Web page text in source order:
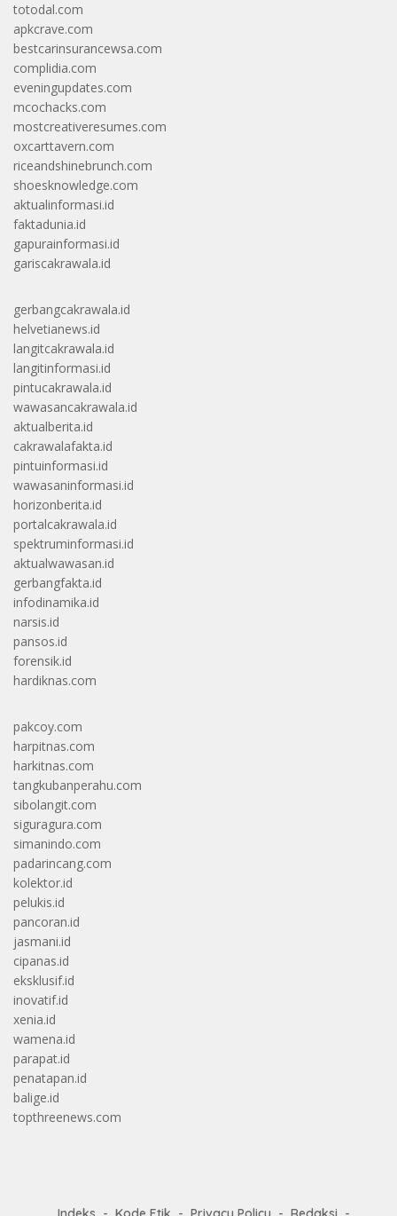
totodal.com
apkcrave.com
bestcarinsurancewsa.com
complidia.com
eveningupdates.com
mcochacks.com
mostcreativeresumes.com
oxcarttavern.com
riceandshinebrunch.com
shoesknowledge.com
aktualinformasi.id
faktadunia.id
gapurainformasi.id
gariscakrawala.id
gerbangcakrawala.id
helvetianews.id
langitcakrawala.id
langitinformasi.id
pintucakrawala.id
wawasancakrawala.id
aktualberita.id
cakrawalafakta.id
pintuinformasi.id
wawasaninformasi.id
horizonberita.id
portalcakrawala.id
spektruminformasi.id
aktualwawasan.id
gerbangfakta.id
infodinamika.id
narsis.id
pansos.id
forensik.id
hardiknas.com
pakcoy.com
harpitnas.com
harkitnas.com
tangkubanperahu.com
sibolangit.com
siguragura.com
simanindo.com
padarincang.com
kolektor.id
pelukis.id
pancoran.id
jasmani.id
cipanas.id
eksklusif.id
inovatif.id
xenia.id
wamena.id
parapat.id
penatapan.id
balige.id
topthreenews.com